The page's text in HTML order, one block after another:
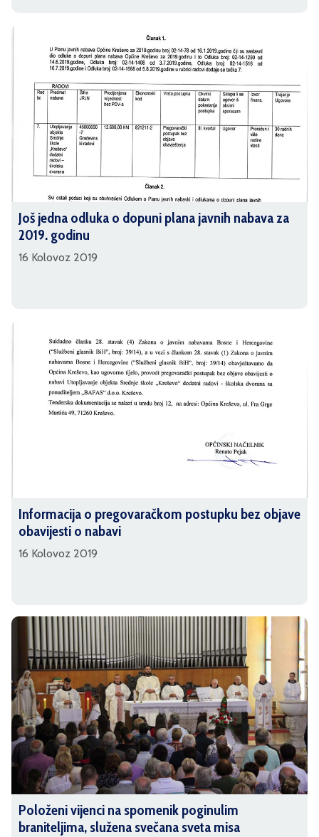
Još jedna odluka o dopuni plana javnih nabava za
2019. godinu
16 Kolovoz 2019
Informacija o pregovaračkom postupku bez objave
obavijesti o nabavi
16 Kolovoz 2019
Položeni vijenci na spomenik poginulim
braniteljima, služena svečana sveta misa